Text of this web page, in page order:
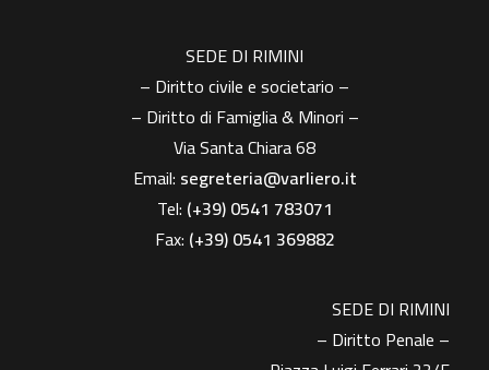
SEDE DI RIMINI
– Diritto civile e societario –
– Diritto di Famiglia & Minori –
Via Santa Chiara 68
Email: segreteria@varliero.it
Tel: (+39) 0541 783071
Fax: (+39)0541 369882
SEDE DI RIMINI
– Diritto Penale –